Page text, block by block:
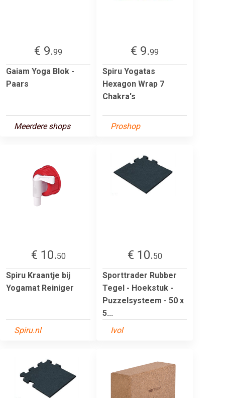
€ 9.99
Gaiam Yoga Blok -
Paars
Meerdere shops
€ 9.99
Spiru Yogatas
Hexagon Wrap 7
Chakra's
Proshop
€ 10.50
Spiru Kraantje bij
Yogamat Reiniger
Spiru.nl
€ 10.50
Sporttrader Rubber
Tegel - Hoekstuk -
Puzzelsysteem - 50 x
5...
Ivol